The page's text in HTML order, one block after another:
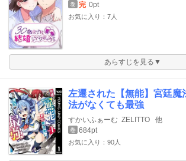
巻 完 0pt
お気に入り：7人
あらすじを見る▼
左遷された【無能】宮廷魔
法がなくても最強
すかいふぁーむ ZELITTO 他
巻 684pt
お気に入り：90人